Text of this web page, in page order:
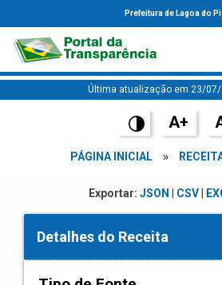
Prefeitura de Lagoa do
Última atualização em 23/07/
A+
PÁGINA INICIAL »
Exportar: JSON CSV|
Detalhes do Receita